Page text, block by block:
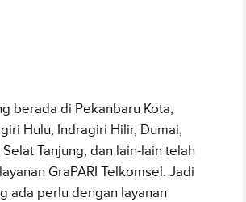
berada di Pekanbaru Kota,
Hulu, Indragiri Hilir, Dumai,
Tanjung, dan lain-lain telah
GraPARI Telkomsel. Jadi
ada perlu dengan layanan